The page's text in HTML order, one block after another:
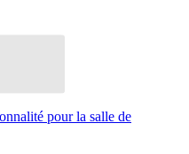
pour la salle de